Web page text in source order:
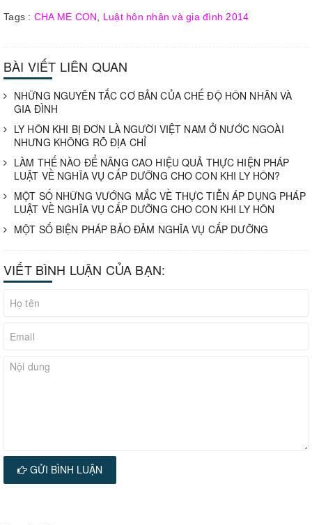
Tags : CHA ME CON Luật hôn nhân và gia đình 2014
BÀI VIẾT LIÊN QUAN
NHỮNG NGUYÊN TẮC CƠ BẢN CỦA CHẾ ĐỘ HÔN NHÂN VÀ
GIA ĐÌNH
LY HÔN KHI BỊ ĐƠN LÀ NGƯỜI VIỆT NAM Ở NƯỚC NGOÀI
NHƯNG KHÔNG RÕ ĐỊA CHỈ
LÀM THẾ NÀO ĐỂ NÂNG CAO HIỆU QUẢ THỰC HIỆN PHÁP
LUẬT VỀ NGHĨA VỤ CẤP DƯỠNG CHO CON KHI LY HÔN?
MỘT SỐ NHỮNG VƯỚNG MẮC VỀ THỰC TIỄN ÁP DỤNG PHÁP
LUẬT VỀ NGHĨA VỤ CẤP DƯỠNG CHO CON KHI LY HÔN
MỘT SỐ BIỆN PHÁP BẢO ĐẢM NGHĨA VỤ CẤP DƯỠNG
VIẾT BÌNH LUẬN CỦA BẠN:
GỬI BÌNH LUẬN